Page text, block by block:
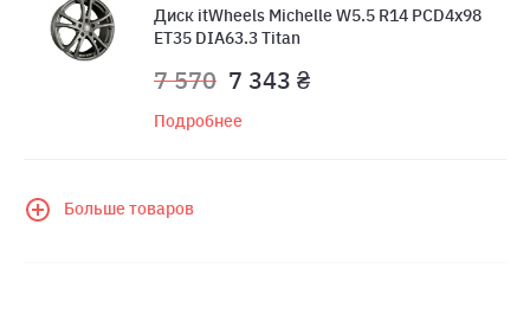
Диск itWheels Michelle W5.5 R14 PCD4x98
ET35 DIA63.3 Titan
7 570 7 343 ₴
Подробнее
Больше товаров